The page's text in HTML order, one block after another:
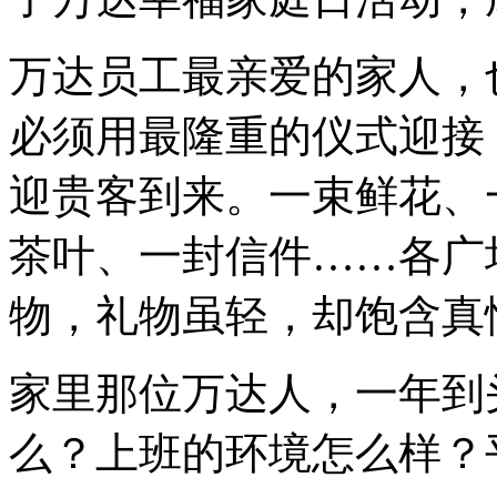
万达员工最亲爱的家人
必须用最隆重的仪式迎
迎贵客到来。一束鲜花
茶叶、一封信件……各广
物，礼物虽轻，却饱含真
家里那位万达人，一年
么？上班的环境怎么样